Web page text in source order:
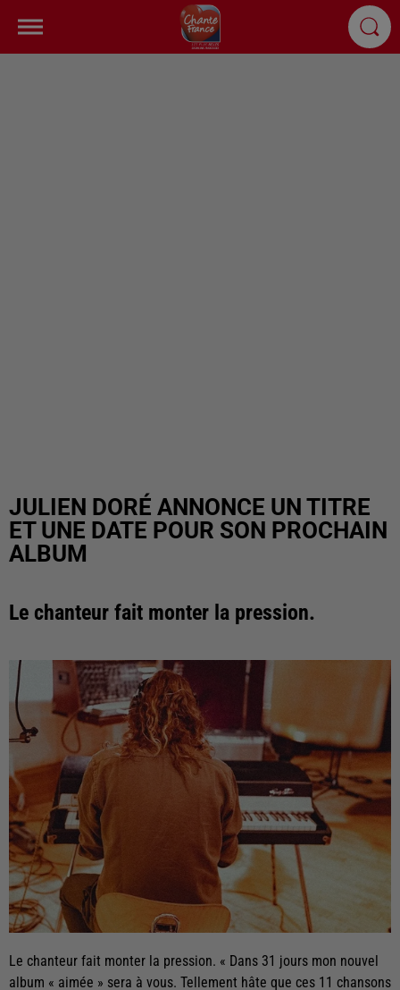
JULIEN DORÉ ANNONCE UN TITRE
ET UNE DATE POUR SON PROCHAIN
ALBUM
Le chanteur fait monter la pression.
Le chanteur fait monter la pression. « Dans 31 jours mon nouvel
album « aimée » sera à vous. Tellement hâte que ces 11 chansons